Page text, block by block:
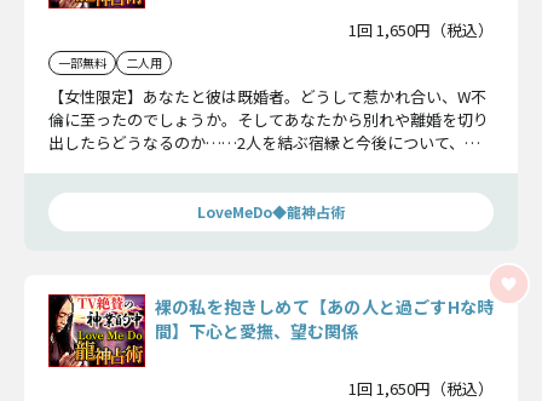
1回 1,650円（税込）
一部無料 二人用
【女性限定】あなたと彼は既婚者。どうして惹かれ合い、W不
倫に至ったのでしょうか。そしてあなたから別れや離婚を切り
出したらどうなるのか……2人を結ぶ宿縁と今後について、隠
LoveMeDo◆龍神占術
裸の私を抱きしめて【あの人と過ごすHな時
間】下心と愛撫、望む関係
1回 1,650円（税込）